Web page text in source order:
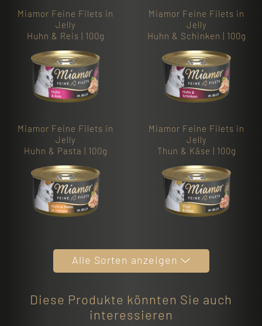
Miamor Feine Filets in
Jelly
Huhn & Reis | 100g
Miamor Feine Filets in
Jelly
Huhn & Schinken | 100g
Miamor Feine Filets in
Jelly
Huhn & Pasta | 100g
Miamor Feine Filets in
Jelly
Thun & Käse | 100g
Alle Sorten anzeigen
Diese Produkte könnten Sie auch
interessieren